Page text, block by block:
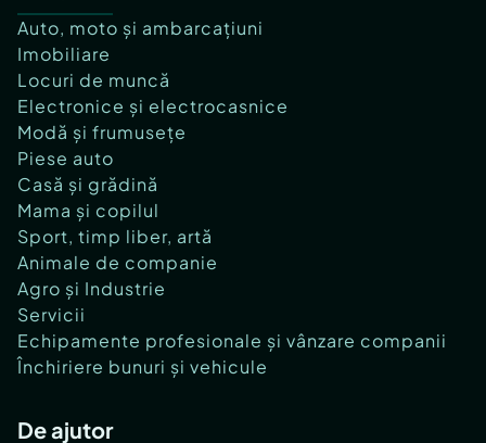
Auto, moto și ambarcațiuni
Imobiliare
Locuri de muncă
Electronice și electrocasnice
Modă și frumusețe
Piese auto
Casă și grădină
Mama și copilul
Sport, timp liber, artă
Animale de companie
Agro și Industrie
Servicii
Echipamente profesionale și vânzare companii
Închiriere bunuri și vehicule
De ajutor